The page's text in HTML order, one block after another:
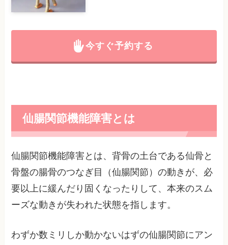
今すぐ予約する
仙腸関節機能障害とは
仙腸関節機能障害とは、背骨の土台である仙骨と
骨盤の腸骨のつなぎ目（仙腸関節）の動きが、必
要以上に緩んだり固くなったりして、本来のスム
ーズな動きが失われた状態を指します。
わずか数ミリしか動かないはずの仙腸関節にアン